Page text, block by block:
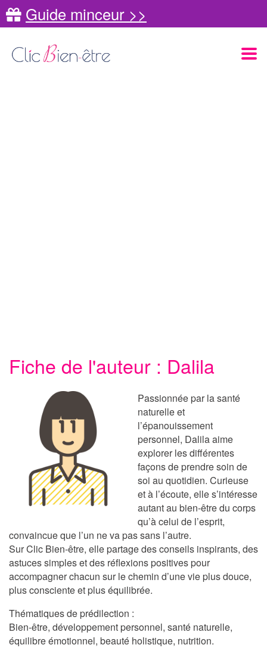
Guide minceur >>
Fiche de l'auteur : Dalila
Passionnée par la santé
naturelle et
l’épanouissement
personnel, Dalila aime
explorer les différentes
façons de prendre soin de
soi au quotidien. Curieuse
et à l’écoute, elle s’intéresse
autant au bien-être du corps
qu’à celui de l’esprit,
convaincue que l’un ne va pas sans l’autre.
SurClic Bien-être, elle partage des conseils inspirants, des
astuces simples et des réflexions positives pour
accompagner chacun sur le chemin d’une vie plus douce,
plus consciente et plus équilibrée.
Thématiques de prédilection :
Bien-être, développement personnel, santé naturelle,
équilibre émotionnel, beauté holistique, nutrition.